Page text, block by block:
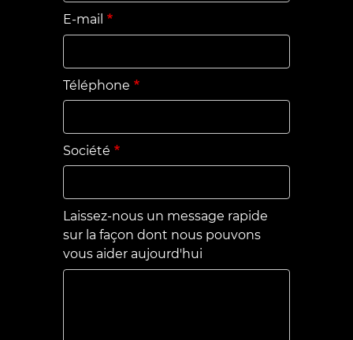
E-mail
Téléphone
Société
Laissez-nous un message rapide
sur la façon dont nous pouvons
vous aider aujourd'hui